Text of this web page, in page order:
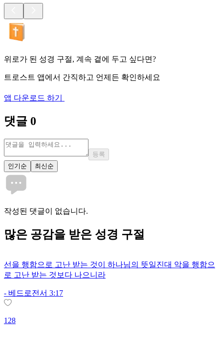
위로가 된 성경 구절, 계속 곁에 두고 싶다면?
트로스트 앱에서 간직하고 언제든 확인하세요
앱 다운로드 하기
댓글 0
등록
인기순
최신순
작성된 댓글이 없습니다.
많은 공감을 받은 성경 구절
선을 행함으로 고난 받는 것이 하나님의 뜻일진대 악을 행함으
로 고난 받는 것보다 나으니라
- 베드로전서 3:17
128